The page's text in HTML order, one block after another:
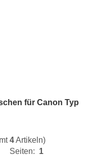
für Canon Typ
4Artikeln)
Seiten: 1